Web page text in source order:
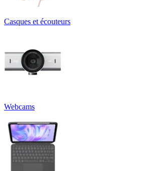
Casques et écouteurs
Webcams